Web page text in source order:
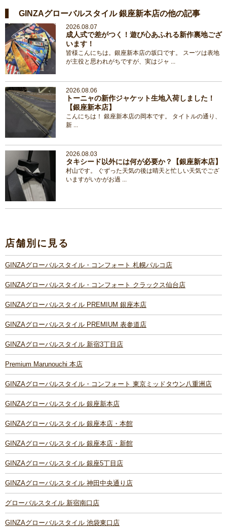
GINZAグローバルスタイル 銀座新本店の他の記事
2026.08.07
成人式で差がつく！遊び心あふれる新作裏地ござ
います！
皆様こんにちは。銀座新本店の坂口です。 スーツは表地
が主役と思われがちですが、実はジャ ...
2026.08.06
トーニャの新作ジャケット生地入荷しました！
【銀座新本店】
こんにちは！ 銀座新本店の岡本です。 タイトルの通り、
新 ...
2026.08.03
タキシード以外には何が必要か？【銀座新本店】
村山です。 ぐずった天気の後は晴天と忙しい天気でござ
いますがいかがお過 ...
店舗別に見る
GINZAグローバルスタイル・コンフォート 札幌パルコ店
GINZAグローバルスタイル・コンフォート クラックス仙台店
GINZAグローバルスタイル PREMIUM 銀座本店
GINZAグローバルスタイル PREMIUM 表参道店
GINZAグローバルスタイル 新宿3丁目店
Premium Marunouchi 本店
GINZAグローバルスタイル・コンフォート 東京ミッドタウン八重洲店
GINZAグローバルスタイル 銀座新本店
GINZAグローバルスタイル 銀座本店・本館
GINZAグローバルスタイル 銀座本店・新館
GINZAグローバルスタイル 銀座5丁目店
GINZAグローバルスタイル 神田中央通り店
グローバルスタイル 新宿南口店
GINZAグローバルスタイル 池袋東口店